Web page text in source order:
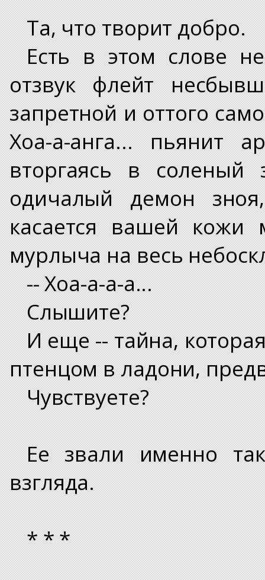
Та, что творит добро.
Есть в этом слове
отзвук флейт
запретной и оттого
Хоа-а-анга... пьянит
вторгаясь в
одичалый демон
касается вашей кожи
мурлыча на весь
-- Хоа-а-а-а...
Слышите?
И еще -- тайна,
птенцом в ладони,
Чувствуете?
Ее звали именно
взгляда.
* * *